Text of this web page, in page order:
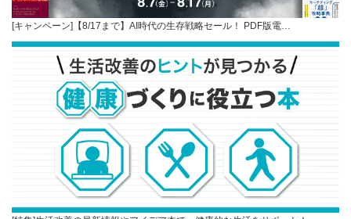
[キャンペーン]【8/17まで】AI時代の生存戦略セール！ PDF版電…